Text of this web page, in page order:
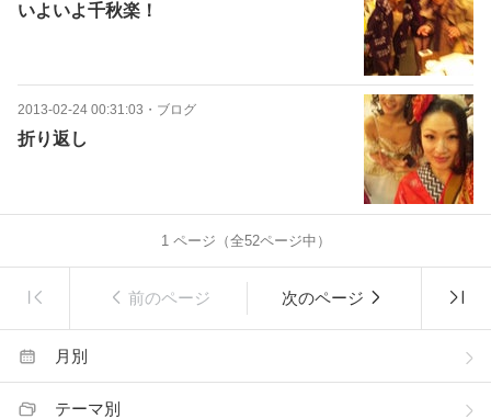
いよいよ千秋楽！
2013-02-24 00:31:03 ・ ブログ
折り返し
1ページ（全52ページ中）
前のページ 次のページ
月別
テーマ別